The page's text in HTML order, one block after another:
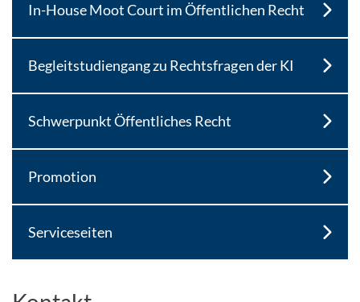
In-House Moot Court im Öffentlichen Recht
Begleitstudiengang zu Rechtsfragen der KI
Schwerpunkt Öffentliches Recht
Promotion
Serviceseiten